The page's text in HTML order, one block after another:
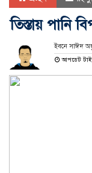
তিস্তায় পানি
ইবনে সাঈদ
আপডেট